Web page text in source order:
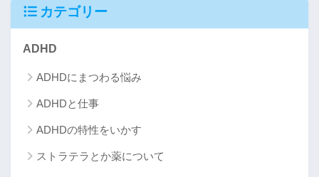
カテゴリー
ADHD
ADHDにまつわる悩み
ADHDと仕事
ADHDの特性をいかす
ストラテラとか薬について